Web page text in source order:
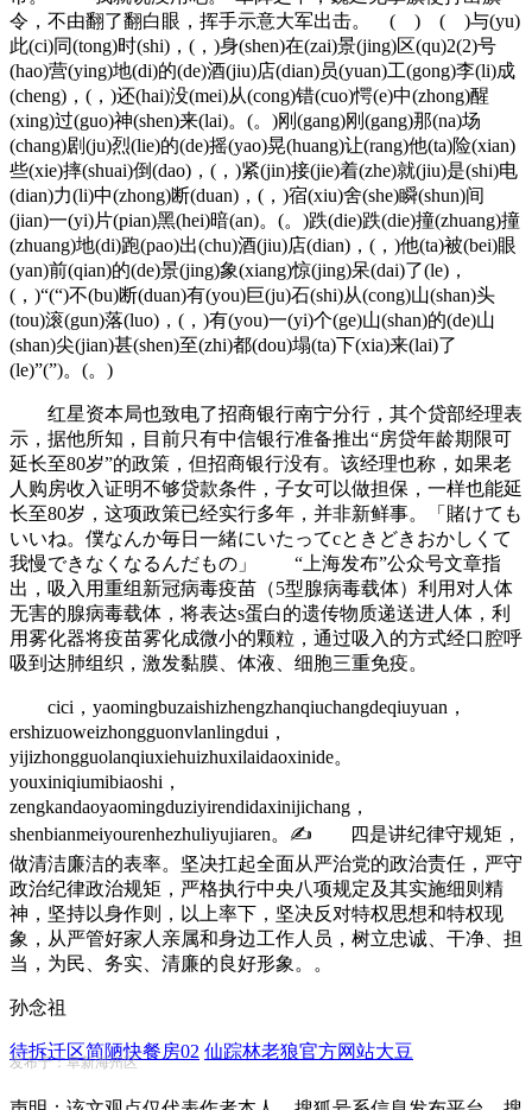
令，不由翻了翻白眼，挥手示意大军出击。 ( ) ( )与(yu)
此(ci)同(tong)时(shi)，(，)身(shen)在(zai)景(jing)区(qu)2(2)号
(hao)营(ying)地(di)的(de)酒(jiu)店(dian)员(yuan)工(gong)李(li)成
(cheng)，(，)还(hai)没(mei)从(cong)错(cuo)愕(e)中(zhong)醒
(xing)过(guo)神(shen)来(lai)。(。)刚(gang)刚(gang)那(na)场
(chang)剧(ju)烈(lie)的(de)摇(yao)晃(huang)让(rang)他(ta)险(xian)
些(xie)摔(shuai)倒(dao)，(，)紧(jin)接(jie)着(zhe)就(jiu)是(shi)电
(dian)力(li)中(zhong)断(duan)，(，)宿(xiu)舍(she)瞬(shun)间
(jian)一(yi)片(pian)黑(hei)暗(an)。(。)跌(die)跌(die)撞(zhuang)撞
(zhuang)地(di)跑(pao)出(chu)酒(jiu)店(dian)，(，)他(ta)被(bei)眼
(yan)前(qian)的(de)景(jing)象(xiang)惊(jing)呆(dai)了(le)，
(，)“(“)不(bu)断(duan)有(you)巨(ju)石(shi)从(cong)山(shan)头
(tou)滚(gun)落(luo)，(，)有(you)一(yi)个(ge)山(shan)的(de)山
(shan)尖(jian)甚(shen)至(zhi)都(dou)塌(ta)下(xia)来(lai)了
(le)”(”)。(。)
红星资本局也致电了招商银行南宁分行，其个贷部经理表
示，据他所知，目前只有中信银行准备推出“房贷年龄期限可
延长至80岁”的政策，但招商银行没有。该经理也称，如果老
人购房收入证明不够贷款条件，子女可以做担保，一样也能延
长至80岁，这项政策已经实行多年，并非新鲜事。「賭けても
いいね。僕なんか毎日一緒にいたってcときどきおかしくて
我慢できなくなるんだもの」 “上海发布”公众号文章指
出，吸入用重组新冠病毒疫苗（5型腺病毒载体）利用对人体
无害的腺病毒载体，将表达s蛋白的遗传物质递送进人体，利
用雾化器将疫苗雾化成微小的颗粒，通过吸入的方式经口腔呼
吸到达肺组织，激发黏膜、体液、细胞三重免疫。
cici，yaomingbuzaishizhengzhanqiuchangdeqiuyuan，
ershizuoweizhongguonvlanlingdui，
yijizhongguolanqiuxiehuizhuxilaidaoxinide。
youxiniqiumibiaoshi，
zengkandaoyaomingduziyirendidaxinijichang，
shenbianmeiyourenhezhuliyujiaren。✍ 四是讲纪律守规矩，
做清洁廉洁的表率。坚决扛起全面从严治党的政治责任，严守
政治纪律政治规矩，严格执行中央八项规定及其实施细则精
神，坚持以身作则，以上率下，坚决反对特权思想和特权现
象，从严管好家人亲属和身边工作人员，树立忠诚、干净、担
当，为民、务实、清廉的良好形象。。
孙念祖
待拆迁区简陋快餐房02 仙踪林老狼官方网站大豆
发布于：阜新海州区